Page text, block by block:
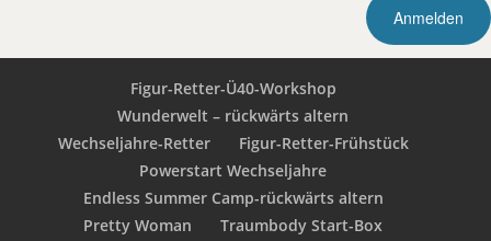
Figur-Retter-Ü40-Workshop
Wunderwelt – rückwärts altern
Wechseljahre-Retter
Figur-Retter-Frühstück
Powerstart Wechseljahre
Endless Summer Camp-rückwärts altern
Pretty Woman
Traumbody Start-Box